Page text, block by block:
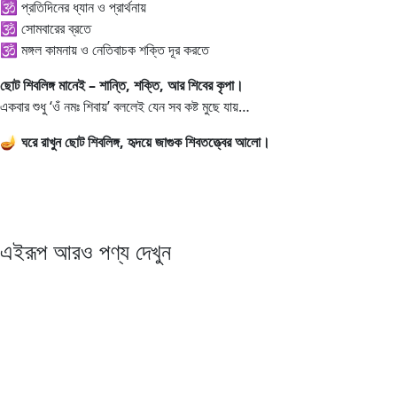
🕉️ প্রতিদিনের ধ্যান ও প্রার্থনায়
🕉️ সোমবারের ব্রতে
🕉️ মঙ্গল কামনায় ও নেতিবাচক শক্তি দূর করতে
ছোট শিবলিঙ্গ মানেই – শান্তি, শক্তি, আর শিবের কৃপা।
একবার শুধু ‘ওঁ নমঃ শিবায়’ বললেই যেন সব কষ্ট মুছে যায়…
🪔 ঘরে রাখুন ছোট শিবলিঙ্গ, হৃদয়ে জাগুক শিবতত্ত্বের আলো।
এইরূপ আরও পণ্য দেখুন